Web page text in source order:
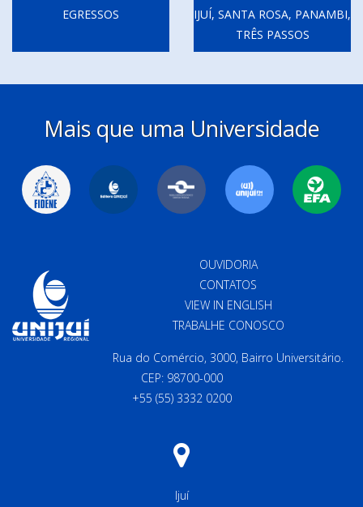
EGRESSOS
IJUÍ, SANTA ROSA, PANAMBI,
TRÊS PASSOS
Mais que uma Universidade
OUVIDORIA
CONTATOS
VIEW IN ENGLISH
TRABALHE CONOSCO
Rua do Comércio, 3000, Bairro Universitário.
CEP: 98700-000
+55 (55) 3332 0200
Ijuí